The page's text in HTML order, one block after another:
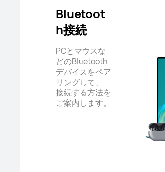
Bluetoot
h接続
PCとマウスな
どのBluetooth
デバイスをペア
リングして、
接続する方法を
ご案内します。